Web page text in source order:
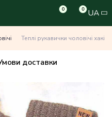
0 0 UA
Теплі рукавички чоловічі хакі
доставки